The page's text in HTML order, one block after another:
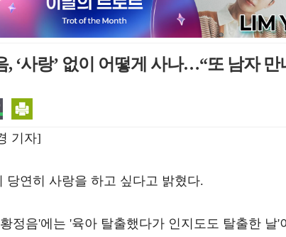
, ‘사랑’ 없이 어떻게 사나…“또 남자 만
기자]
당연히 사랑을 하고 싶다고 밝혔다.
정음'에는 '육아 탈출했다가 인지도도 탈출한 날'